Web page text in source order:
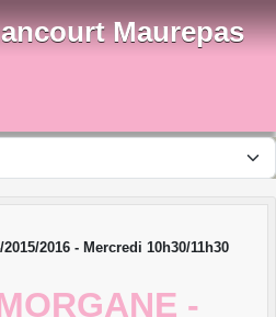
Maurepas
2016 - Mercredi 10h30/11h30
-